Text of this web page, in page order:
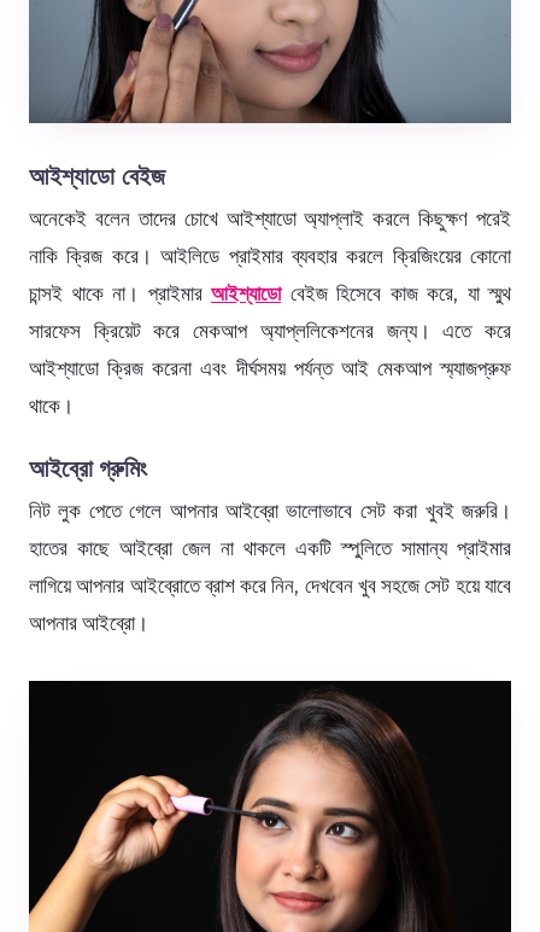
আইশ্যাডো বেইজ
অনেকেই বলেন তাদের চোখে আইশ্যাডো অ্যাপ্লাই করলে কিছুক্ষণ পরেই
নাকি ক্রিজ করে। আইলিডে প্রাইমার ব্যবহার করলে ক্রিজিংয়ের কোনো
চান্সই থাকে না। প্রাইমার আইশ্যাডোবেইজ হিসেবে কাজ করে, যা স্মুথ
সারফেস ক্রিয়েট করে মেকআপ অ্যাপ্ললিকেশনের জন্য। এতে করে
আইশ্যাডো ক্রিজ করেনা এবং দীর্ঘসময় পর্যন্ত আই মেকআপ স্ম্যাজপ্রুফ
থাকে।
আইব্রো গ্রুমিং
নিট লুক পেতে গেলে আপনার আইব্রো ভালোভাবে সেট করা খুবই জরুরি।
হাতের কাছে আইব্রো জেল না থাকলে একটি স্পুলিতে সামান্য প্রাইমার
লাগিয়ে আপনার আইব্রোতে ব্রাশ করে নিন, দেখবেন খুব সহজে সেট হয়ে যাবে
আপনার আইব্রো।